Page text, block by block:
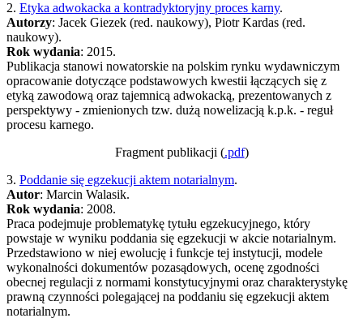
2. Etyka adwokacka a kontradyktoryjny proces karny.
Autorzy: Jacek Giezek (red. naukowy), Piotr Kardas (red.
naukowy).
Rok wydania: 2015.
Publikacja stanowi nowatorskie na polskim rynku wydawniczym
opracowanie dotyczące podstawowych kwestii łączących się z
etyką zawodową oraz tajemnicą adwokacką, prezentowanych z
perspektywy - zmienionych tzw. dużą nowelizacją k.p.k. - reguł
procesu karnego.
Fragment publikacji (.pdf)
3. Poddanie się egzekucji aktem notarialnym.
Autor: Marcin Walasik.
Rok wydania: 2008.
Praca podejmuje problematykę tytułu egzekucyjnego, który
powstaje w wyniku poddania się egzekucji w akcie notarialnym.
Przedstawiono w niej ewolucję i funkcje tej instytucji, modele
wykonalności dokumentów pozasądowych, ocenę zgodności
obecnej regulacji z normami konstytucyjnymi oraz charakterystykę
prawną czynności polegającej na poddaniu się egzekucji aktem
notarialnym.